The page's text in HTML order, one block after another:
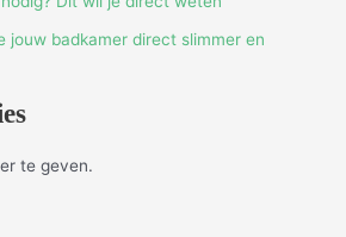
jouw badkamer direct slimmer en
te geven.